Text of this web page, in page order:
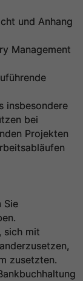
und Anhang
Management
insbesondere
bei
Projekten
Sie
sich mit
zusetzten.